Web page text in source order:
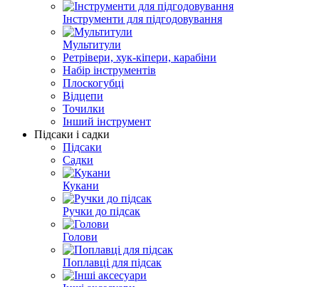
Інструменти для підгодовування
Мультитули
Ретрівери, хук-кіпери, карабіни
Набір інструментів
Плоскогубці
Відцепи
Точилки
Інший інструмент
Підсаки і садки
Підсаки
Садки
Кукани
Ручки до підсак
Голови
Поплавці для підсак